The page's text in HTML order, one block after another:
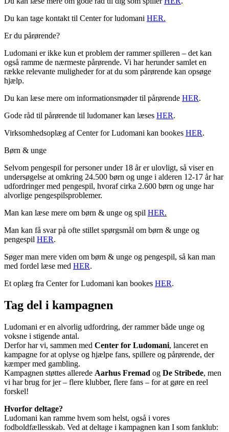
Du kan tage kontakt til Center for ludomani HER.
Er du pårørende?
Ludomani er ikke kun et problem der rammer spilleren – det kan
også ramme de nærmeste pårørende. Vi har herunder samlet en
række relevante muligheder for at du som pårørende kan opsøge
hjælp.
Du kan læse mere om informationsmøder til pårørende HER.
Gode råd til pårørende til ludomaner kan læses HER.
Virksomhedsoplæg af Center for Ludomani kan bookes HER.
Børn & unge
Selvom pengespil for personer under 18 år er ulovligt, så viser en
undersøgelse at omkring 24.500 børn og unge i alderen 12-17 år har
udfordringer med pengespil, hvoraf cirka 2.600 børn og unge har
alvorlige pengespilsproblemer.
Man kan læse mere om børn & unge og spil HER.
Man kan få svar på ofte stillet spørgsmål om børn & unge og
pengespil HER.
Søger man mere viden om børn & unge og pengespil, så kan man
med fordel læse med HER.
Et oplæg fra Center for Ludomani kan bookes HER.
Tag del i kampagnen
Ludomani er en alvorlig udfordring, der rammer både unge og
voksne i stigende antal.
Derfor har vi, sammen med Center for Ludomani, lanceret en
kampagne for at oplyse og hjælpe fans, spillere og pårørende, der
kæmper med gambling.
Kampagnen støttes allerede Aarhus Fremad og De Stribede, men
vi har brug for jer – flere klubber, flere fans – for at gøre en reel
forskel!
Hvorfor deltage?
Ludomani kan ramme hvem som helst, også i vores
fodboldfællesskab. Ved at deltage i kampagnen kan I som fanklub: